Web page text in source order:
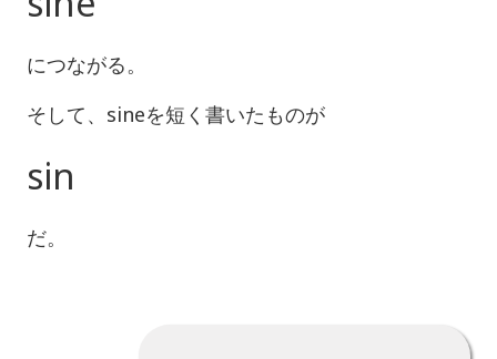
につながる。
そして、sineを短く書いたものが
sin
だ。